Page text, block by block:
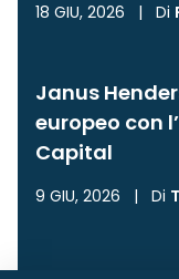
18 GIU, 2026 | Di
Janus
europeo con
Capital
9 GIU, 2026 | Di